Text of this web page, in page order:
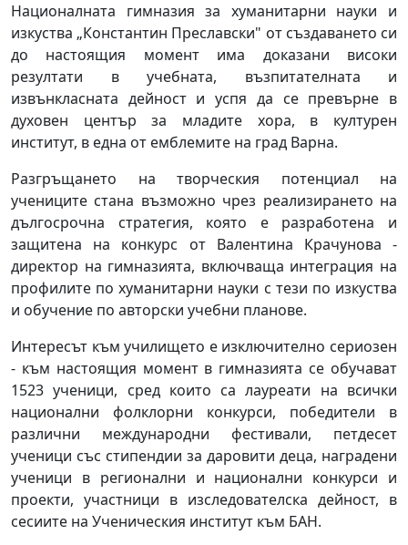
Националната гимназия за хуманитарни науки и
изкуства „Константин Преславски" от създаването си
до настоящия момент има доказани високи
резултати в учебната, възпитателната и
извънкласната дейност и успя да се превърне в
духовен център за младите хора, в културен
институт, в една от емблемите на град Варна.
Разгръщането на творческия потенциал на
учениците стана възможно чрез реализирането на
дългосрочна стратегия, която е разработена и
защитена на конкурс от Валентина Крачунова -
директор на гимназията, включваща интеграция на
профилите по хуманитарни науки с тези по изкуства
и обучение по авторски учебни планове.
Интересът към училището е изключително сериозен
- към настоящия момент в гимназията се обучават
1523 ученици, сред които са лауреати на всички
национални фолклорни конкурси, победители в
различни международни фестивали, петдесет
ученици със стипендии за даровити деца, наградени
ученици в регионални и национални конкурси и
проекти, участници в изследователска дейност, в
сесиите на Ученическия институт към БАН.